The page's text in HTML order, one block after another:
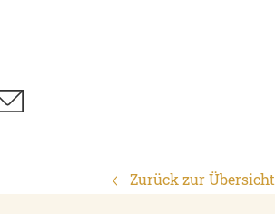
Zurück zur Übersicht